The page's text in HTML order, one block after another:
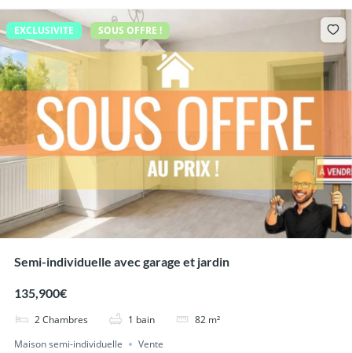
EXCLUSIVITE SOUS OFFRE !
Semi-individuelle avec garage et jardin
135,900€
2Chambres 1 bain 82 m²
Maison semi-individuelle
Vente